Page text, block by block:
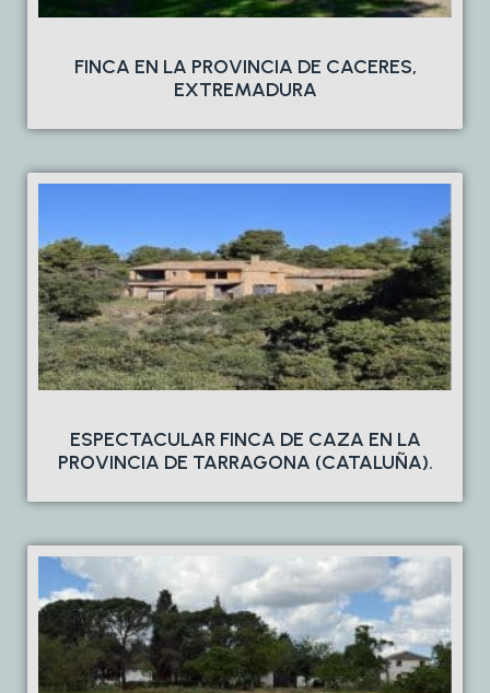
FINCA EN LA PROVINCIA DE CACERES,
EXTREMADURA
ESPECTACULAR FINCA DE CAZA EN LA
PROVINCIA DE TARRAGONA (CATALUÑA).